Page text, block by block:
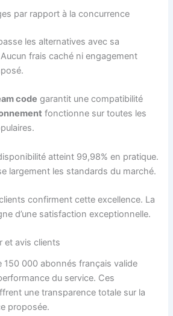
par rapport à la concurrence
les alternatives avec sa
frais caché ni engagement
code garantit une compatibilité
fonctionne sur toutes les
atteint 99,98% en pratique.
largement les standards du marché.
confirment cette excellence. La
d’une satisfaction exceptionnelle.
et avis clients
150 000 abonnés français valide
du service. Ces
une transparence totale sur la
proposée.